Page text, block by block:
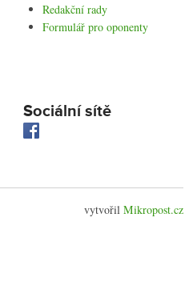
Redakční rady
Formulář pro oponenty
Sociální sítě
vytvořil Mikropost.cz